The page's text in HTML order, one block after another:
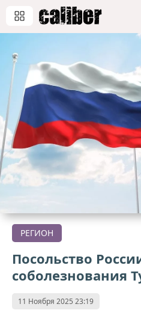
РЕГИОН
Посольство
соболезнования
11 Ноября 2025 23:19